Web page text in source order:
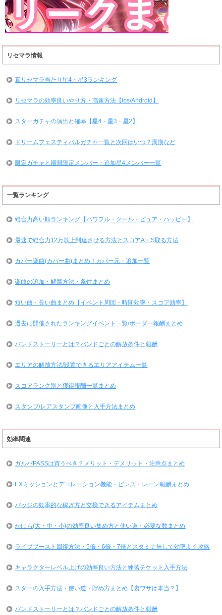
リセマラ情報
真リセマラ当たり星4・星3ランキング
リセマラの効率良いやり方・高速方法【ios/Android】
スターガチャの演出と確率【星4・星3・星2】
ドリームフェスティバルガチャ一覧と次回はいつ？周期など
限定ガチャと期間限定メンバー・追加星4メンバー一覧
一覧ランキング
総合力高い順ランキング【パワフル・クール・ピュア・ハッピー】
最速で総合力12万以上到達させる方法とスコアA・S取る方法
カバー楽曲(カバー曲)まとめ！カバー元・追加一覧
楽曲の追加・解禁方法・条件まとめ
短い曲・長い曲まとめ【イベント周回・時間効率・スコア効率】
過去に開催されたランキングイベント一覧/ボーダー報酬まとめ
バンドストーリーとは？バンドごとの解放条件と報酬
エリアの解放方法/設置できるエリアアイテム一覧
スコアランク別と獲得報酬一覧まとめ
スタンプ/レアスタンプ画像と入手方法まとめ
効率関連
ガルパPASSは買うべき？メリット・デメリット・注意点まとめ
EXミッションとデコレーション機能・ピンズ・レーン報酬まとめ
バッジの効率的な稼ぎ方と交換できるアイテムまとめ
かけら(大・中・小)の効率良い集め方と使い道・必要な数まとめ
ライブブースト回復方法・5倍・6倍・7倍とスタミナ無しで効率よく攻略
キャラクターレベル上げの効率良い方法と練習チケット入手方法
スターの入手方法・使い道・貯め方まとめ【裏ワザは本当？】
バンドストーリーとは？バンドごとの解放条件と報酬